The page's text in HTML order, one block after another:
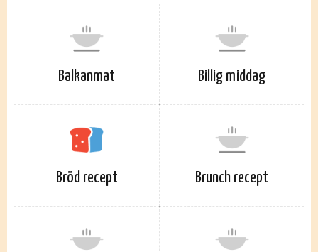
Balkanmat Billig middag
Bröd recept Brunch recept